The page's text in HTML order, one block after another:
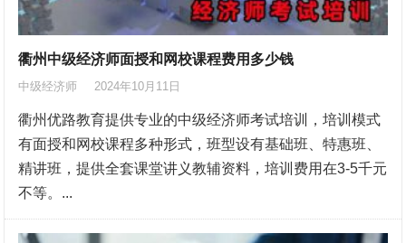
衢州中级经济师面授和网校课程费用多少钱
中级经济师 2024年10月11日
衢州优路教育提供专业的中级经济师考试培训，培训模式
有面授和网校课程多种形式，班型设有基础班、特惠班、
精讲班，提供全套课堂讲义教辅资料，培训费用在3-5千元
不等。...